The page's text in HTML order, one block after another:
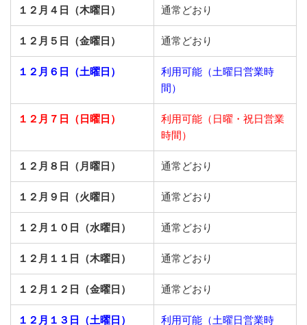
１２月４日（木曜日） 通常どおり
１２月５日（金曜日） 通常どおり
１２月６日（土曜日）
利用可能（土曜日営業時
間）
１２月７日（日曜日）
利用可能（日曜・祝日営業
時間）
１２月８日（月曜日） 通常どおり
１２月９日（火曜日） 通常どおり
１２月１０日（水曜日） 通常どおり
１２月１１日（木曜日） 通常どおり
１２月１２日（金曜日） 通常どおり
１２月１３日（土曜日） 利用可能（土曜日営業時